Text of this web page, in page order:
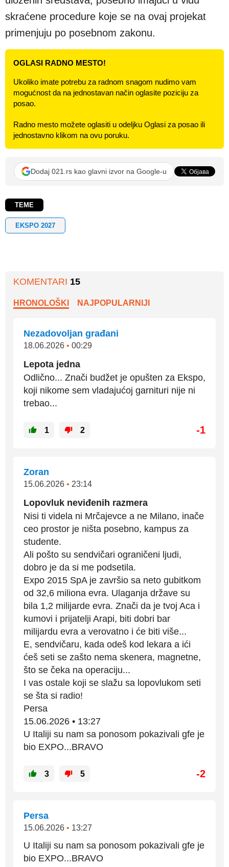
skraćene procedure koje se na ovaj projekat
primenjuju po posebnom zakonu.
OGLASI RADNO MESTO!
Ukoliko imate potrebu za radnom snagom nudimo vam
mogućnost da na jednostavan način oglasite poziciju za
posao.
Radno mesto možete oglasiti u odeljku Oglasi za posao ili
jednostavno klikom na ovu poruku.
Dodaj 021.rs kao glavni izvor na Google-u
TEME
EKSPO 2027
KOMENTARI 15
HRONOLOŠKI NAJPOPULARNIJI
Nezadovoljan građani
18.06.2026 • 00:29
Lepota jedna
Odlično... Znači budžet je opušten za Ekspo,
koji nikome sem vladajućoj garnituri nije ni
trebao...
1 2 -1
Zoran
15.06.2026 • 23:14
Lopovluk neviđenih razmera
Nisi ti videla ni Mrčajevce a ne Milano, inače
ceo prostor je ništa posebno, kampus za
studente.
Ali pošto su sendvičari ograničeni ljudi,
dobro je da si me podsetila.
Expo 2015 SpA je završio sa neto gubitkom
od 32,6 miliona evra. Ulaganja države su
bila 1,2 milijarde evra. Znači da je tvoj Aca i
kumovi i prijatelji Arapi, biti dobri bar
milijardu evra a verovatno i će biti više...
E, sendvičaru, kada odeš kod lekara a ići
ćeš seti se zašto nema skenera, magnetne,
što se čeka na operaciju...
I vas ostale koji se slažu sa lopovlukom seti
se šta si radio!
Persa
15.06.2026 • 13:27
U Italiji su nam sa ponosom pokazivali gfe je
bio EXPO...BRAVO
3 5 -2
Persa
15.06.2026 • 13:27
U Italiji su nam sa ponosom pokazivali gfe je
bio EXPO...BRAVO